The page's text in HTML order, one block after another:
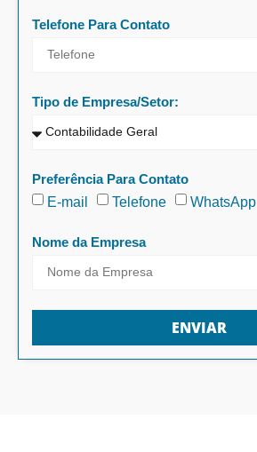
Telefone Para Contato
Tipo de Empresa/Setor:
Preferência Para Contato
E-mail
Telefone WhatsApp
Nome da Empresa
ENVIAR